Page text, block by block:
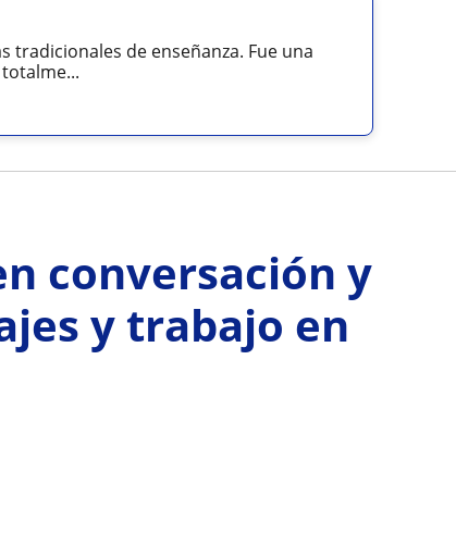
de enseñanza. Fue una
conversación y
y trabajo en